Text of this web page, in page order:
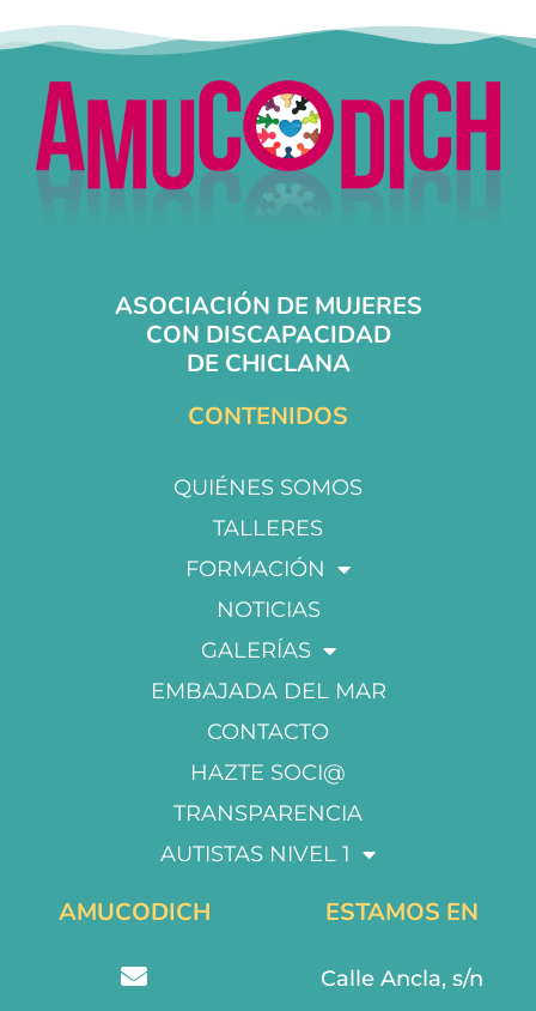
ASOCIACIÓN DE MUJERES
CON DISCAPACIDAD
DE CHICLANA
CONTENIDOS
QUIÉNES SOMOS
TALLERES
FORMACIÓN
NOTICIAS
GALERÍAS
EMBAJADA DEL MAR
CONTACTO
HAZTE SOCI@
TRANSPARENCIA
AUTISTAS NIVEL 1
AMUCODICH ESTAMOS EN
Calle Ancla, s/n